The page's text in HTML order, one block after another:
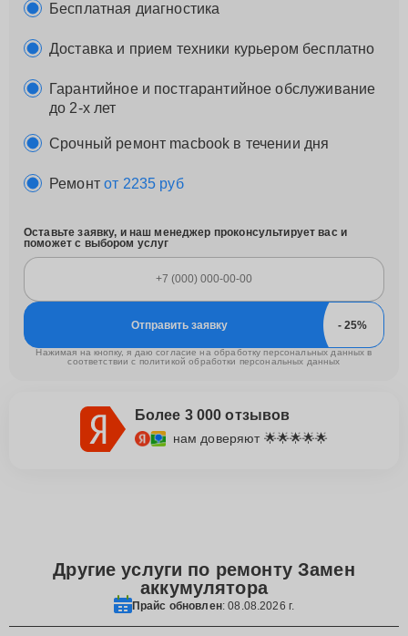
Бесплатная диагностика
Доставка и прием техники курьером бесплатно
Гарантийное и постгарантийное обслуживание
до 2-х лет
Срочный ремонт macbook в течении дня
Ремонтот 2235 руб
Оставьте заявку, и наш менеджер проконсультирует вас и
поможет с выбором услуг
Отправить заявку
Нажимая на кнопку, я даю согласие на обработку персональных данных в
соответствии с политикой обработки персональных данных
Более 3 000 отзывов
нам доверяют 🌟🌟🌟🌟🌟
Другие услуги по ремонту Замен
аккумулятора
Прайс обновлен: 08.08.2026 г.